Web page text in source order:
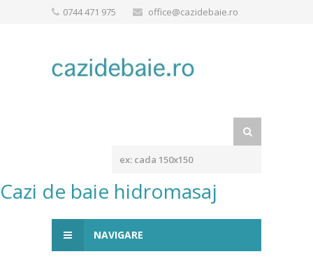
0744 471 975 office@cazidebaie.ro
Cazi de baie hidromasaj
NAVIGARE